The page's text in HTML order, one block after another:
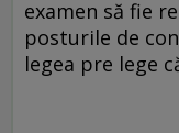
examen să fie
posturile de
legea pre lege